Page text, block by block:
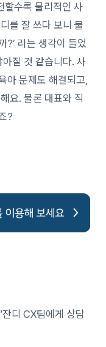
할수록 물리적인 사
를 잘 쓰다 보니 불
?’ 라는 생각이 들었
질 것 같습니다. 사
아 문제도 해결되고,
요. 물론 대표와 직
?
디 CX팀에게 상담